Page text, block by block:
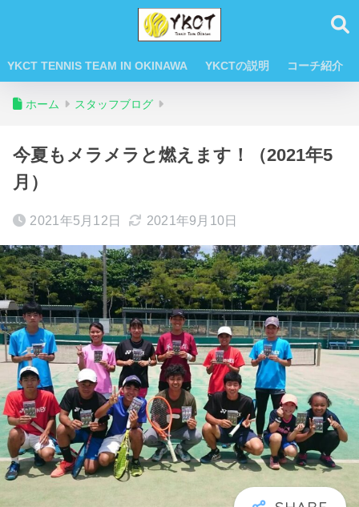
YKCT TENNIS TEAM IN OKINAWA YKCTの説明 コーチ紹介
ホーム スタッフブログ
今夏もメラメラと燃えます！（2021年5
月）
2021年5月12日 2021年9月10日